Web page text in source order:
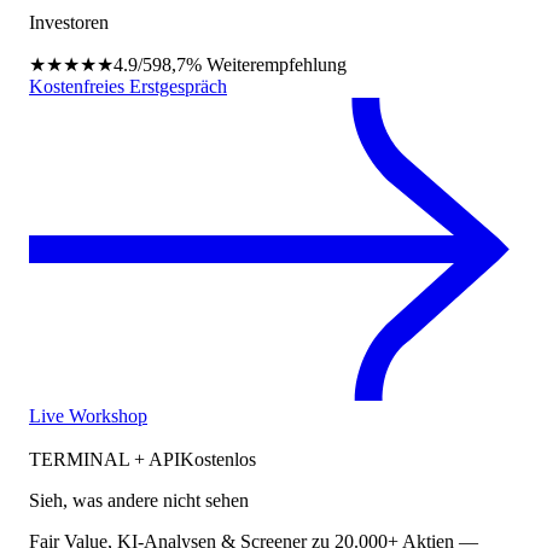
Investoren
★★★★★4.9/598,7% Weiterempfehlung
Kostenfreies Erstgespräch
Live Workshop
TERMINAL + APIKostenlos
Sieh, was andere nicht sehen
Fair Value, KI-Analysen & Screener zu 20.000+ Aktien —